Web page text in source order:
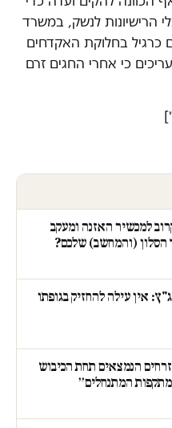
הרישיונות לנשק, במשרד
כרגיל בחלוקת האקדחים
כי אחרי החגים זרם
למכשיר האזנה ומעקב
הסלון (והמחשב) שלכם?
לבג"ץ: אין עילה להחזיק בגופתו
הנמצאים תחת הכיבוש
מתקפות המתנחלים״